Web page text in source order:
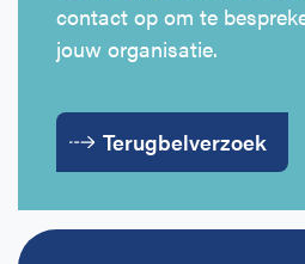
contact op om te
jouw organisatie.
Terugbelverzoek